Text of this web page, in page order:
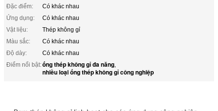
Đặc điểm:
Có khác nhau
Ứng dụng:
Có khác nhau
Vật liệu:
Thép không gỉ
Màu sắc:
Có khác nhau
Độ dày:
Có khác nhau
Điểm nổi bật:ống thép không gỉ đa năng,
nhiều loại ống thép không gỉ công nghiệp